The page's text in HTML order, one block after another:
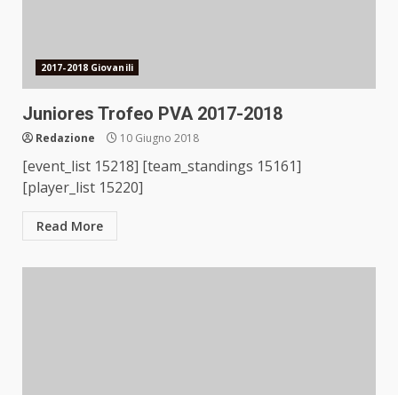
2017-2018 Giovanili
Juniores Trofeo PVA 2017-2018
Redazione 10 Giugno 2018
[event_list 15218] [team_standings 15161]
[player_list 15220]
Read More